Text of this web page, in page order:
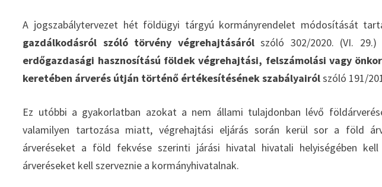
A jogszabálytervezet hét földügyi tárgyú kormányrendelet módosítását
gazdálkodásról szóló törvény végrehajtásárólszóló 302/2020. (VI. 29.)
erdőgazdasági hasznosítású földek végrehajtási, felszámolási vagy
keretében árverés útján történő értékesítésének szabályairólszóló 191/
Ez utóbbi a gyakorlatban azokat a nem állami tulajdonban lévő
valamilyen tartozása miatt, végrehajtási eljárás során kerül sor a föld
árveréseket a föld fekvése szerinti járási hivatal hivatali helyiségében
árveréseket kell szerveznie a kormányhivatalnak.